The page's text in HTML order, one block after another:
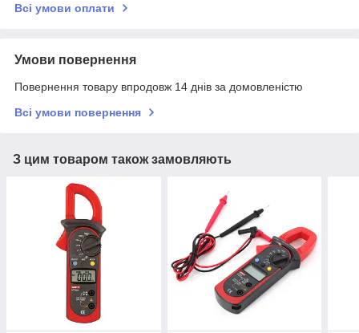
Всі умови оплати
Умови повернення
Повернення товару впродовж 14 днів за домовленістю
Всі умови повернення
З цим товаром також замовляють